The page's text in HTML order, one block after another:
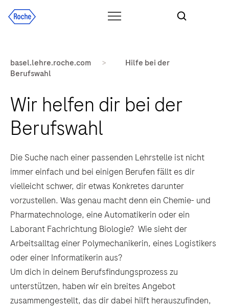
basel.lehre.roche.com >
Hilfe bei der
Berufswahl
Wir helfen dir bei der
Berufswahl
Die Suche nach einer passenden Lehrstelle ist nicht
immer einfach und bei einigen Berufen fällt es dir
vielleicht schwer, dir etwas Konkretes darunter
vorzustellen. Was genau macht denn ein Chemie- und
Pharmatechnologe, eine Automatikerin oder ein
Laborant Fachrichtung Biologie? Wie sieht der
Arbeitsalltag einer Polymechanikerin, eines Logistikers
oder einer Informatikerin aus?
Um dich in deinem Berufsfindungsprozess zu
unterstützen, haben wir ein breites Angebot
zusammengestellt, das dir dabei hilft herauszufinden,